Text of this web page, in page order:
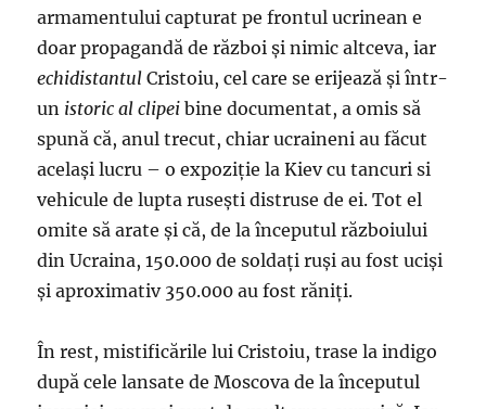
armamentului capturat pe frontul ucrinean e
doar propagandă de război şi nimic altceva, iar
echidistantul Cristoiu, cel care se erijează şi într-
un istoric al clipei bine documentat, a omis să
spună că, anul trecut, chiar ucraineni au făcut
acelaşi lucru – o expoziţie la Kiev cu tancuri si
vehicule de lupta ruseşti distruse de ei. Tot el
omite să arate şi că, de la începutul războiului
din Ucraina, 150.000 de soldaţi ruşi au fost ucişi
şi aproximativ 350.000 au fost răniţi.
În rest, mistificările lui Cristoiu, trase la indigo
după cele lansate de Moscova de la începutul